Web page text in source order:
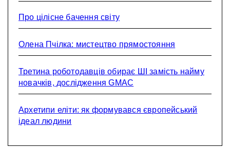
Про цілісне бачення світу
Олена Пчілка: мистецтво прямостояння
Третина роботодавців обирає ШІ замість найму
новачків, дослідження GMAC
Архетипи еліти: як формувався європейський
ідеал людини